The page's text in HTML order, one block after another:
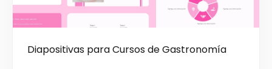
Diapositivas para Cursos de Gastronomía